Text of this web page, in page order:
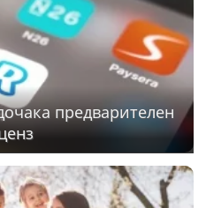
предварителен